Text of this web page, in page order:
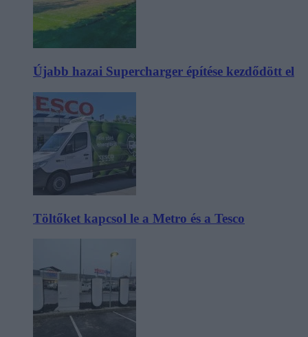
Újabb hazai Supercharger építése kezdődött el
Töltőket kapcsol le a Metro és a Tesco